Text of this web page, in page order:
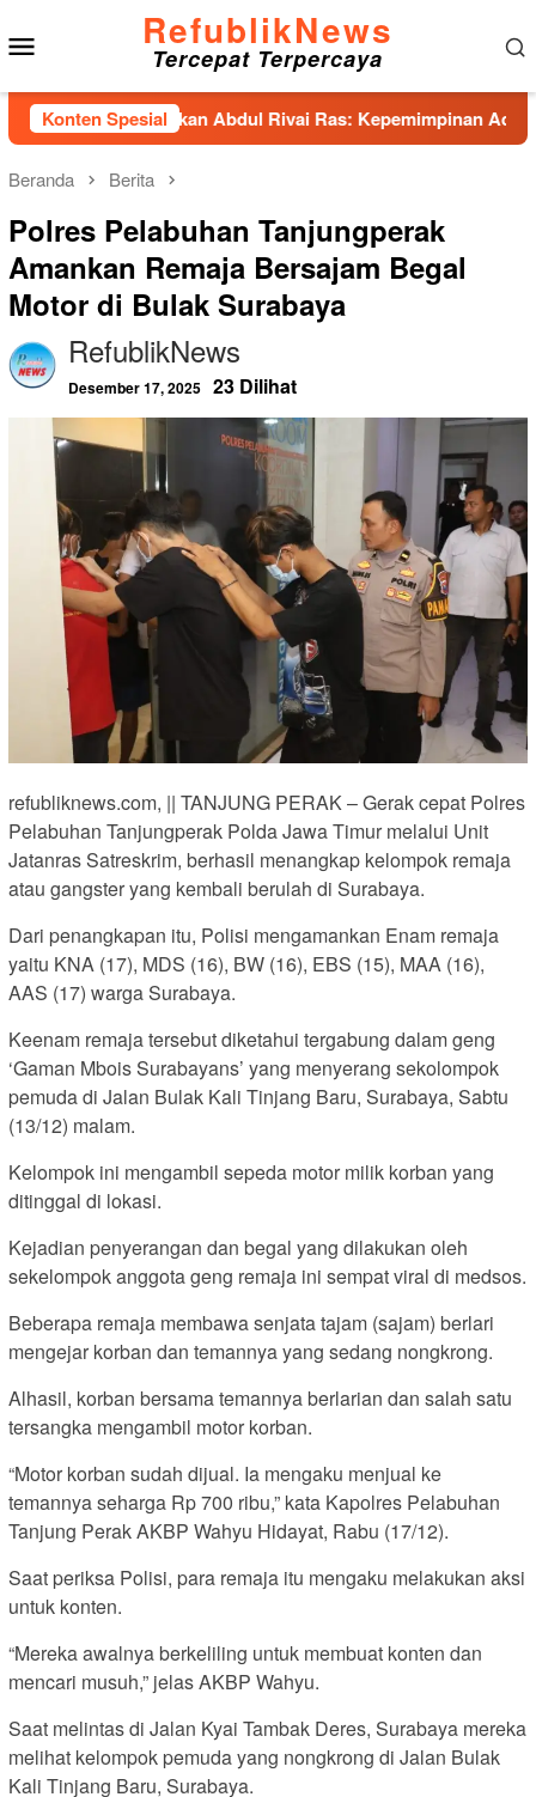
ke
konten
RefublikNews
Tercepat Terpercaya
Konten Spesial
Hadirkan Abdul Rivai Ras: Kepemimpinan Adalah Talenta
Beranda Berita
Polres Pelabuhan Tanjungperak
Amankan Remaja Bersajam Begal
Motor di Bulak Surabaya
RefublikNews
Desember 17, 2025 23 Dilihat
refubliknews.com, || TANJUNG PERAK – Gerak cepat Polres
Pelabuhan Tanjungperak Polda Jawa Timur melalui Unit
Jatanras Satreskrim, berhasil menangkap kelompok remaja
atau gangster yang kembali berulah di Surabaya.
Dari penangkapan itu, Polisi mengamankan Enam remaja
yaitu KNA (17), MDS (16), BW (16), EBS (15), MAA (16),
AAS (17) warga Surabaya.
Keenam remaja tersebut diketahui tergabung dalam geng
‘Gaman Mbois Surabayans’ yang menyerang sekolompok
pemuda di Jalan Bulak Kali Tinjang Baru, Surabaya, Sabtu
(13/12) malam.
Kelompok ini mengambil sepeda motor milik korban yang
ditinggal di lokasi.
Kejadian penyerangan dan begal yang dilakukan oleh
sekelompok anggota geng remaja ini sempat viral di medsos.
Beberapa remaja membawa senjata tajam (sajam) berlari
mengejar korban dan temannya yang sedang nongkrong.
Alhasil, korban bersama temannya berlarian dan salah satu
tersangka mengambil motor korban.
“Motor korban sudah dijual. Ia mengaku menjual ke
temannya seharga Rp 700 ribu,” kata Kapolres Pelabuhan
Tanjung Perak AKBP Wahyu Hidayat, Rabu (17/12).
Saat periksa Polisi, para remaja itu mengaku melakukan aksi
untuk konten.
“Mereka awalnya berkeliling untuk membuat konten dan
mencari musuh,” jelas AKBP Wahyu.
Saat melintas di Jalan Kyai Tambak Deres, Surabaya mereka
melihat kelompok pemuda yang nongkrong di Jalan Bulak
Kali Tinjang Baru, Surabaya.